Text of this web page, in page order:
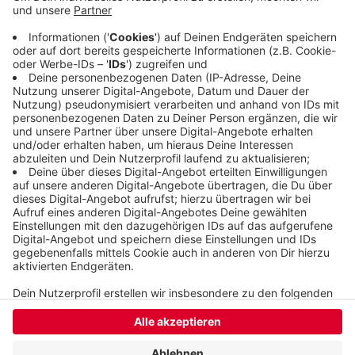
Straßenlaternen installiert. Auch wird es
Parkflächen geben und neu gepflanzte Bäume. Vier
Monate wird das alles dauern. Die Stadt investiert
800.000 Euro.
Veröffentlicht:Donnerstag, 23.05.2019 15:26
Anzeige
Anzeige